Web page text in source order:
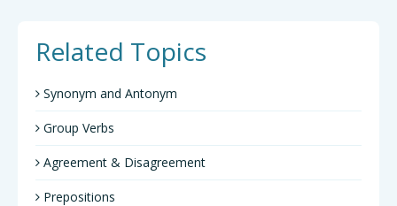
Related Topics
Synonym and Antonym
Group Verbs
Agreement & Disagreement
Prepositions